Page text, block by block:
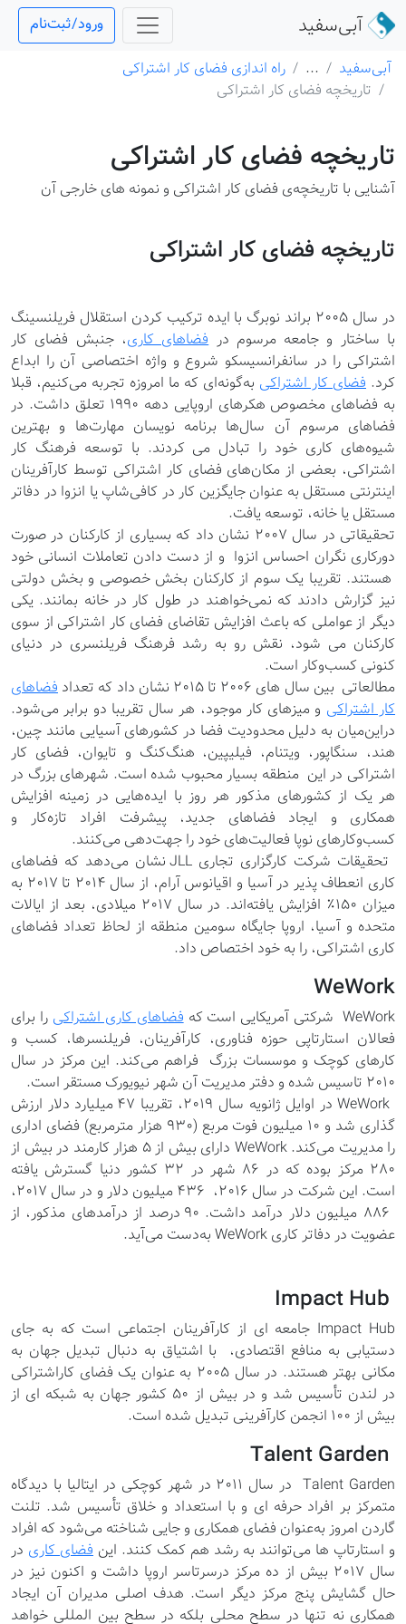
آبی‌سفید
ورود/ثبت‌نام
آبی‌سفید
...
راه اندازی فضای کار اشتراکی
تاریخچه فضای کار اشتراکی
تاریخچه فضای کار اشتراکی
آشنایی با تاریخچه‌ی فضای کار اشتراکی و نمونه های خارجی آن
تاریخچه فضای کار اشتراکی
در سال ۲۰۰۵ براند نوبرگ با ایده ترکیب کردن استقلال فریلنسینگ
با ساختار و جامعه مرسوم درفضاهای کاری، جنبش فضای کار
اشتراکی را در سانفرانسیسکو شروع و واژه اختصاصی آن را ابداع
کرد. فضای کار اشتراکی به‌گونه‌ای که ما امروزه تجربه می‌کنیم، قبلا
به فضاهای مخصوص هکرهای اروپایی دهه ۱۹۹۰ تعلق داشت. در
فضاهای مرسوم آن سال‌ها برنامه نویسان مهارت‌ها و بهترین
شیوه‌های کاری خود را تبادل می کردند. با توسعه فرهنگ کار
اشتراکی، بعضی از مکان‌های فضای کار اشتراکی توسط کارآفرینان
اینترنتی مستقل به عنوان جایگزین کار در کافی‌شاپ یا انزوا در دفاتر
مستقل یا خانه، توسعه یافت.
تحقیقاتی در سال ۲۰۰۷ نشان داد که بسیاری از کارکنان در صورت
دورکاری نگران احساس انزوا و از دست دادن تعاملات انسانی خود
هستند. تقریبا یک سوم از کارکنان بخش خصوصی و بخش دولتی
نیز گزارش دادند که نمی‌خواهند در طول کار در خانه بمانند. یکی
دیگر از عواملی که باعث افزایش تقاضای فضای کار اشتراکی از سوی
کارکنان می شود، نقش رو به رشد فرهنگ فریلنسری در دنیای
کنونی کسب‌وکار است.
مطالعاتی بین سال های 2006 تا 2015 نشان داد که تعداد
فضاهای
کار اشتراکی و میزهای کار موجود، هر سال تقریبا دو برابر می‌شود.
دراین‌میان به دلیل محدودیت فضا در کشورهای آسیایی مانند چین،
هند، سنگاپور، ویتنام، فیلیپین، هنگ‌کنگ و تایوان، فضای کار
اشتراکی در این منطقه بسیار محبوب شده است. شهرهای بزرگ در
هر یک از کشورهای مذکور هر روز با ایده‌هایی در زمینه افزایش
همکاری و ایجاد فضاهای جدید، پیشرفت افراد تازه‌کار و
کسب‌وکارهای نوپا فعالیت‌های خود را جهت‌دهی می‌کنند.
تحقیقات شرکت کارگزاری تجاری JLL نشان می‌دهد که فضاهای
کاری انعطاف پذیر در آسیا و اقیانوس آرام، از سال 2014 تا 2017 به
میزان 150٪ افزایش یافته‌اند. در سال 2017 میلادی، بعد از ایالات
متحده و آسیا، اروپا جایگاه سومین منطقه از لحاظ تعداد فضاهای
کاری اشتراکی، را به خود اختصاص داد.
WeWork
WeWork شرکتی آمریکایی است که فضاهای کاری اشتراکی را برای
فعالان استارتاپی حوزه فناوری، کارآفرینان، فریلنسرها، کسب و
کارهای کوچک و موسسات بزرگ فراهم می‌کند. این مرکز در سال
۲۰۱۰ تاسیس شده و دفتر مدیریت آن شهر نیویورک مستقر است.
WeWork در اوایل ژانویه سال ۲۰۱۹، تقریبا ۴۷ میلیارد دلار ارزش
گذاری شد و ۱۰ میلیون فوت مربع (۹۳۰ هزار مترمربع) فضای اداری
را مدیریت می‌کند. WeWork دارای بیش از ۵ هزار کارمند در بیش از
۲۸۰ مرکز بوده که در ۸۶ شهر در ۳۲ کشور دنیا گسترش یافته
است. این شرکت در سال ۲۰۱۶، ۴۳۶ میلیون دلار و در سال ۲۰۱۷،
۸۸۶ میلیون دلار درآمد داشت. ۹۰ درصد از درآمدهای مذکور، از
عضویت در دفاتر کاری WeWork به‌دست می‌آید.
Impact Hub جامعه ای از کارآفرینان اجتماعی است که به جای
دستیابی به منافع اقتصادی، با اشتیاق به دنبال تبدیل جهان به
مکانی بهتر هستند. در سال 2005 به عنوان یک فضای کاراشتراکی
در لندن تأسیس شد و در بیش از 50 کشور جهان به شبکه ای از
بیش از 100 انجمن کارآفرینی تبدیل شده است.
Talent Garden در سال ۲۰۱۱ در شهر کوچکی در ایتالیا با دیدگاه
متمرکز بر افراد حرفه ای و با استعداد و خلاق تأسیس شد. تلنت
گاردن امروز به‌عنوان فضای همکاری و جایی شناخته می‌شود که افراد
و استارتاپ ها می‌توانند به رشد هم کمک کنند. این فضای کاری در
سال ۲۰۱۷ بیش از ده مرکز درسرتاسر اروپا داشت و اکنون نیز در
حال گشایش پنج مرکز دیگر است. هدف اصلی مدیران آن ایجاد
همکاری نه تنها در سطح محلی بلکه در سطح بین المللی خواهد